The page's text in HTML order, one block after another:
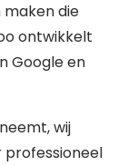
die
ontwikkelt
Google en
wij
professioneel